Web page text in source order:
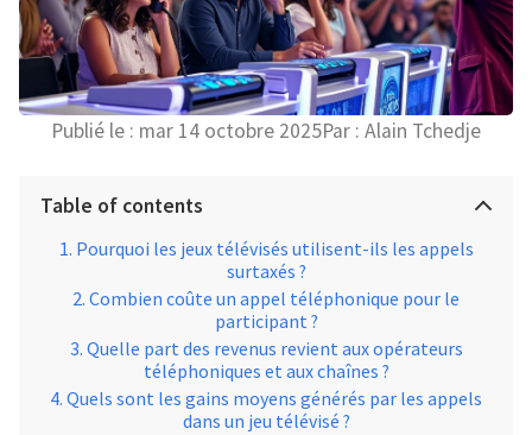
Publié le : mar 14 octobre 2025Par : Alain Tchedje
Table of contents
Pourquoi les jeux télévisés utilisent-ils les appels
surtaxés ?
Combien coûte un appel téléphonique pour le
participant ?
Quelle part des revenus revient aux opérateurs
téléphoniques et aux chaînes ?
Quels sont les gains moyens générés par les appels
dans un jeu télévisé ?